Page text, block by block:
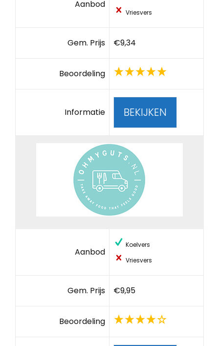
Aanbod
Vriesvers
Gem. Prijs €9,34
Beoordeling
Informatie BEKIJKEN
Aanbod
Koelvers
Vriesvers
Gem. Prijs €9,95
Beoordeling